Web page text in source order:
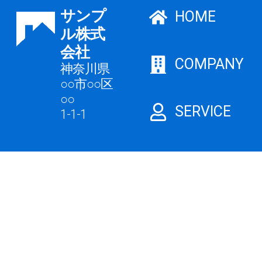
サンプ
ル株式
会社
神奈川県
○○市○○区
○○
1-1-1
HOME
COMPANY
SERVICE